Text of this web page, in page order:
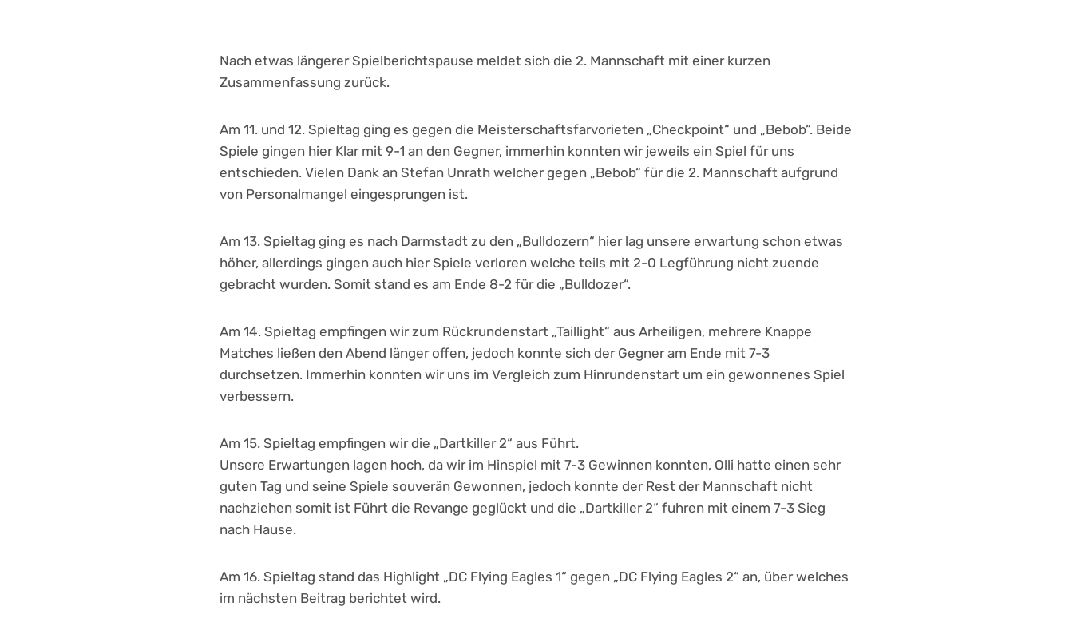
Nach etwas längerer Spielberichtspause meldet sich die 2. Mannschaft mit einer kurzen
Zusammenfassung zurück.
Am 11. und 12. Spieltag ging es gegen die Meisterschaftsfarvorieten „Checkpoint“ und „Bebob“. Beide
Spiele gingen hier Klar mit 9-1 an den Gegner, immerhin konnten wir jeweils ein Spiel für uns
entschieden. Vielen Dank an Stefan Unrath welcher gegen „Bebob“ für die 2. Mannschaft aufgrund
von Personalmangel eingesprungen ist.
Am 13. Spieltag ging es nach Darmstadt zu den „Bulldozern“ hier lag unsere erwartung schon etwas
höher, allerdings gingen auch hier Spiele verloren welche teils mit 2-0 Legführung nicht zuende
gebracht wurden. Somit stand es am Ende 8-2 für die „Bulldozer“.
Am 14. Spieltag empfingen wir zum Rückrundenstart „Taillight“ aus Arheiligen, mehrere Knappe
Matches ließen den Abend länger offen, jedoch konnte sich der Gegner am Ende mit 7-3
durchsetzen. Immerhin konnten wir uns im Vergleich zum Hinrundenstart um ein gewonnenes Spiel
verbessern.
Am 15. Spieltag empfingen wir die „Dartkiller 2“ aus Führt.
Unsere Erwartungen lagen hoch, da wir im Hinspiel mit 7-3 Gewinnen konnten, Olli hatte einen sehr
guten Tag und seine Spiele souverän Gewonnen, jedoch konnte der Rest der Mannschaft nicht
nachziehen somit ist Führt die Revange geglückt und die „Dartkiller 2“ fuhren mit einem 7-3 Sieg
nach Hause.
Am 16. Spieltag stand das Highlight „DC Flying Eagles 1“ gegen „DC Flying Eagles 2“ an, über welches
im nächsten Beitrag berichtet wird.